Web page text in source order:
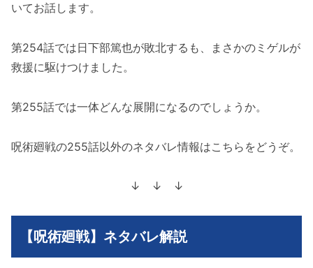
いてお話します。
第254話では日下部篤也が敗北するも、まさかのミゲルが
救援に駆けつけました。
第255話では一体どんな展開になるのでしょうか。
呪術廻戦の255話以外のネタバレ情報はこちらをどうぞ。
↓ ↓ ↓
【呪術廻戦】ネタバレ解説